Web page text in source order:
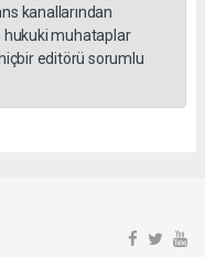
kanallarından
hukuki muhataplar
editörü sorumlu